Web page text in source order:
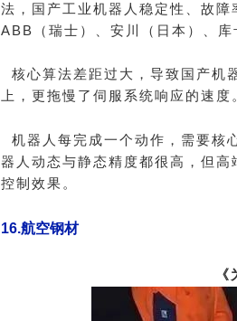
法，国产工业机器人稳定性、故
ABB（瑞士）、安川（日本）、
核心算法差距过大，导致国产机
上，更拖慢了伺服系统响应的速度
机器人每完成一个动作，需要核
器人动态与静态精度都很高，但
控制效果。
16.航空钢材